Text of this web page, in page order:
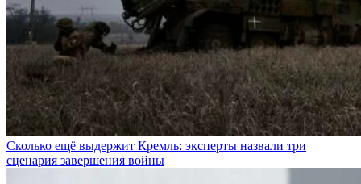
Сколько ещё выдержит Кремль: эксперты назвали три
сценария завершения войны